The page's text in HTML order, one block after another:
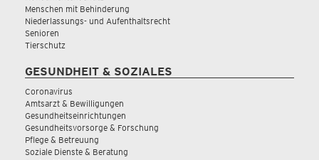
Menschen mit Behinderung
Niederlassungs- und Aufenthaltsrecht
Senioren
Tierschutz
GESUNDHEIT & SOZIALES
Coronavirus
Amtsarzt & Bewilligungen
Gesundheitseinrichtungen
Gesundheitsvorsorge & Forschung
Pflege & Betreuung
Soziale Dienste & Beratung